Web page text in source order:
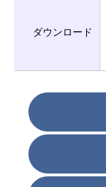
ダウンロード